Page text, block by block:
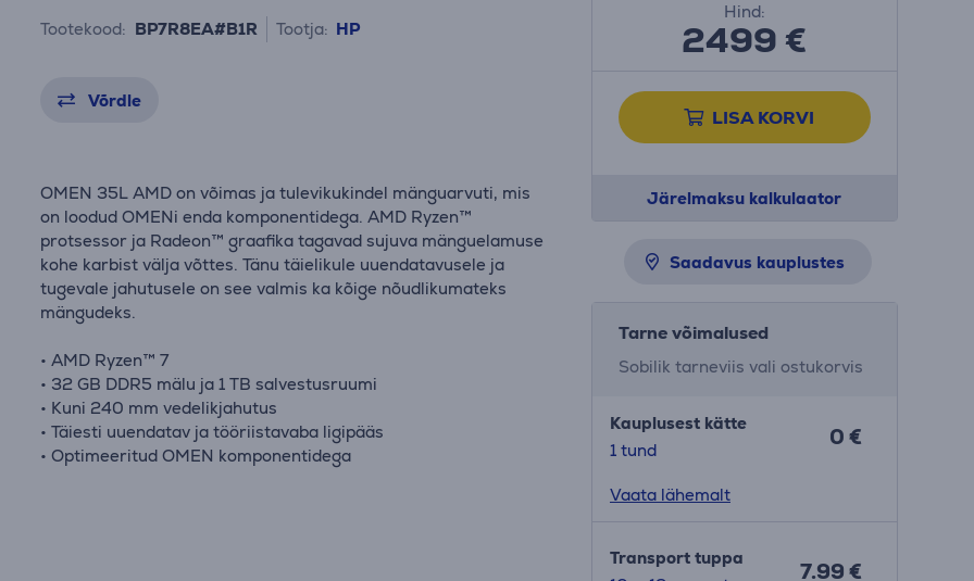
Tootekood: BP7R8EA#B1R Tootja: HP
Võrdle
OMEN 35L AMD on võimas ja tulevikukindel mänguarvuti, mis
on loodud OMENi enda komponentidega. AMD Ryzen™
protsessor ja Radeon™ graafika tagavad sujuva mänguelamuse
kohe karbist välja võttes. Tänu täielikule uuendatavusele ja
tugevale jahutusele on see valmis ka kõige nõudlikumateks
mängudeks.
• AMD Ryzen™ 7
• 32 GB DDR5 mälu ja 1 TB salvestusruumi
• Kuni 240 mm vedelikjahutus
• Täiesti uuendatav ja tööriistavaba ligipääs
• Optimeeritud OMEN komponentidega
Hind:
2499 €
LISA KORVI
Järelmaksu kalkulaator
Saadavus kauplustes
Tarne võimalused
Sobilik tarneviis vali ostukorvis
Kauplusest kätte
1 tund
0 €
Vaata lähemalt
Transport tuppa
7.99 €